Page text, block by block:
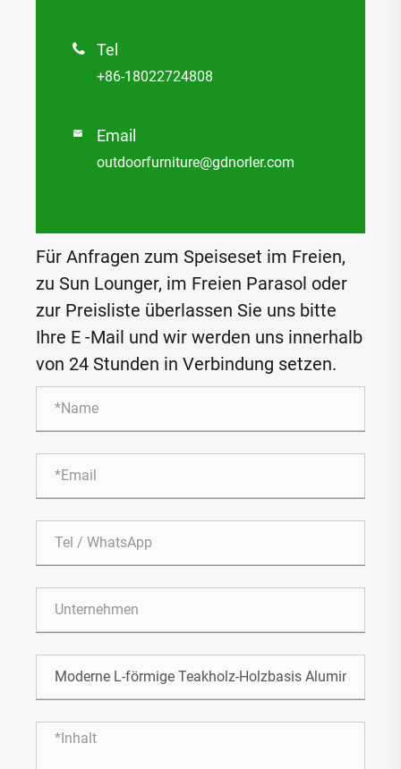
 Tel
+86-18022724808
 Email
outdoorfurniture@gdnorler.com
Für Anfragen zum Speiseset im Freien,
zu Sun Lounger, im Freien Parasol oder
zur Preisliste überlassen Sie uns bitte
Ihre E -Mail und wir werden uns innerhalb
von 24 Stunden in Verbindung setzen.